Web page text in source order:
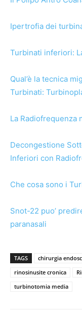
Ipertrofia dei
Turbinati inferiori:
Qual’è la tecnica
Turbinati:
La Radiofrequenza
Decongestione
Inferiori con
Che cosa sono i
Snot-22 puo’
paranasali
TAGS chirurgia
rinosinusite cronica
turbinotomia media